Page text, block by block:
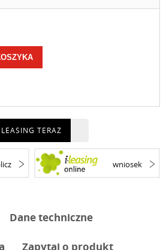
TERAZ
wniosek
Dane techniczne
Zapytaj o produkt